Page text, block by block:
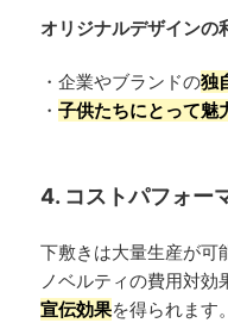
オリジナルデザインの
・企業やブランドの独
・子供たちにとって魅
4. コストパフォー
下敷きは大量生産が可
ノベルティの費用対効
宣伝効果を得られます。